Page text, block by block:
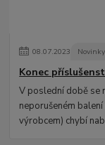
08.07.2023 Novinky
Konec
V poslední době se
neporušeném
výrobcem) chybí